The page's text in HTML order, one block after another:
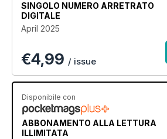
SINGOLO NUMERO ARRETRATO
DIGITALE
April 2025
€4,99 / issue
Disponibile con
ABBONAMENTO ALLA LETTURA
ILLIMITATA